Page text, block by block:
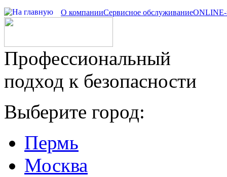
О компанииСервисное обслуживаниеONLINE-
Профессиональный
подход к безопасности
Выберите город:
Пермь
Москва